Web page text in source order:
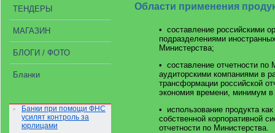
ТЕНДЕРЫ
МАГАЗИН
БЛОГИ / ФОТО
Бланки
Банки при помощи ФНС
усилят контроль за
юрлицами
Области применения
• составление российскими
подразделениями
Министерства;
• составление отчетности по
аудиторскими компаниями в
трансформации российской
экономия времени, минимум в
• использование продукта
собственной корпоративной
отчетности по Министерства.